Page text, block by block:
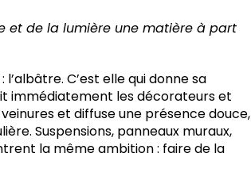
et de la lumière une matière à part
C’est elle qui donne sa
immédiatement les décorateurs et
et diffuse une présence douce,
Suspensions, panneaux muraux,
la même ambition : faire de la